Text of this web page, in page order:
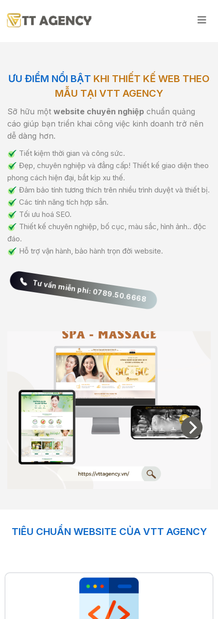
ƯU ĐIỂM NỔI BẬT KHI THIẾT KẾ WEB THEO
MẪU TẠI VTT AGENCY
Sỡ hữu một website chuyên nghiệp chuẩn quảng
cáo giúp bạn triển khai công việc kinh doanh trở nên
dễ dàng hơn.
Tiết kiệm thời gian và công sức.
Đẹp, chuyên nghiệp và đẳng cấp! Thiết kế giao diện theo
phong cách hiện đại, bắt kịp xu thế.
Đảm bảo tính tương thích trên nhiều trình duyệt và thiết bị.
Các tính năng tích hợp sẵn.
Tối ưu hoá SEO.
Thiết kế chuyên nghiệp, bố cục, màu sắc, hình ảnh.. độc
đáo.
Hỗ trợ vận hành, bảo hành trọn đời website.
Tư vấn miễn phí: 0789.50.6668
TIÊU CHUẨN WEBSITE CỦA VTT AGENCY